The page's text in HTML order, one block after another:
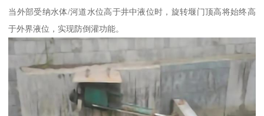
当外部受纳水体/河道水位高于井中液位时，旋转堰门顶高将始终高
于外界液位，实现防倒灌功能。